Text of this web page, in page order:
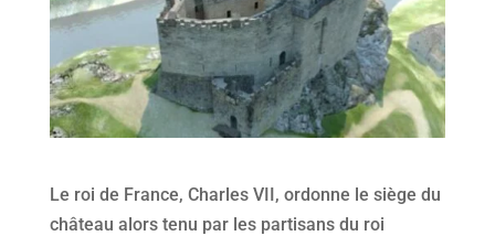
Le roi de France, Charles VII, ordonne le siège du
château alors tenu par les partisans du roi